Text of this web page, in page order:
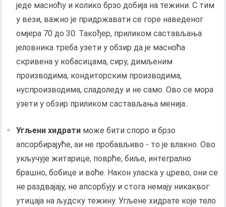
једе масноћу и колико брзо добија на тежини. С тим
у вези, важно је придржавати се горе наведеног
омјера 70 до 30. Такођер, приликом састављања
јеловника треба узети у обзир да је масноћа
скривена у кобасицама, сиру, димљеним
производима, кондиторским производима,
нуспроизводима, сладоледу и не само. Ово се мора
узети у обзир приликом састављања менија..
Угљени хидрати може бити споро и брзо
апсорбирајуће, аи не пробављиво - то је влакно. Ово
укључује житарице, поврће, биље, интегрално
брашно, бобице и воће. Након уласка у црево, они се
не раздвајају, не апсорбују и стога немају никаквог
утицаја на људску тежину. Угљене хидрате које тело